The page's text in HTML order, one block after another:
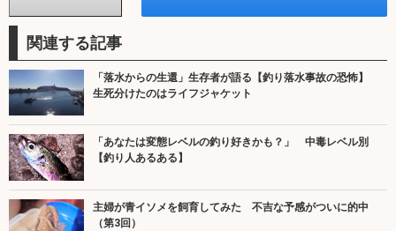
関連する記事
「落水からの生還」生存者が語る【釣り落水事故の恐怖】
生死分けたのはライフジャケット
「あなたは変態レベルの釣り好きかも？」 中毒レベル別
【釣り人あるある】
主婦が青イソメを飼育してみた 不吉な予感がついに的中
（第3回）